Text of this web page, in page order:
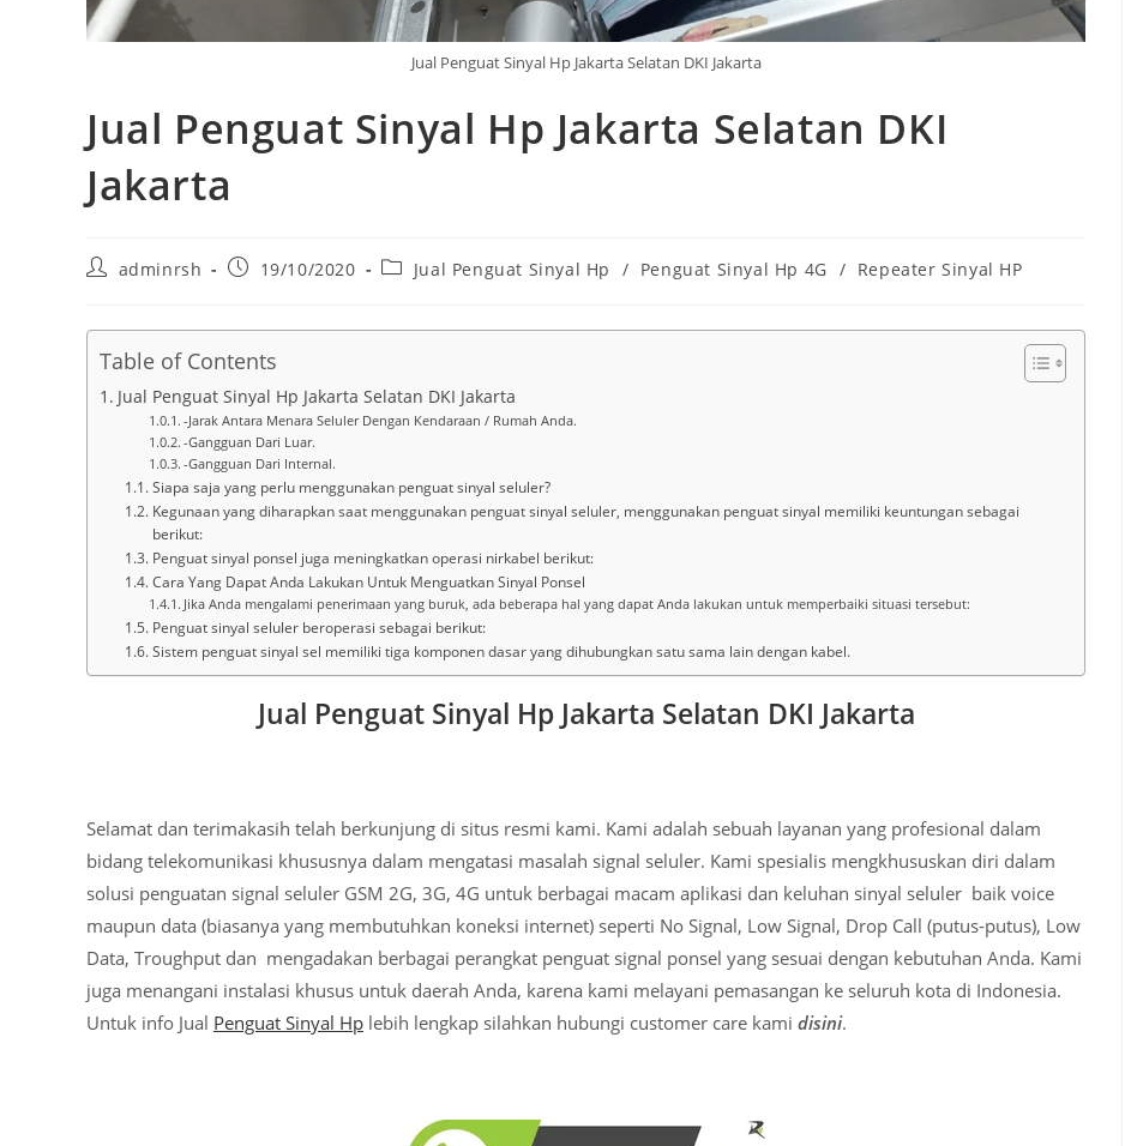
Jual Penguat Sinyal Hp Jakarta Selatan DKI Jakarta
Jual Penguat Sinyal Hp Jakarta Selatan DKI
Jakarta
Postadminrsh
Post19/10/2020
PostJual Penguat Sinyal Hp / Penguat Sinyal Hp 4G / Repeater Sinyal HP
Table of Contents
Jual Penguat Sinyal Hp Jakarta Selatan DKI Jakarta
-Jarak Antara Menara Seluler Dengan Kendaraan / Rumah Anda.
-Gangguan Dari Luar.
-Gangguan Dari Internal.
Siapa saja yang perlu menggunakan penguat sinyal seluler?
Kegunaan yang diharapkan saat menggunakan penguat sinyal seluler, menggunakan penguat sinyal memiliki keuntungan sebagai
berikut:
Penguat sinyal ponsel juga meningkatkan operasi nirkabel berikut:
Cara Yang Dapat Anda Lakukan Untuk Menguatkan Sinyal Ponsel
Jika Anda mengalami penerimaan yang buruk, ada beberapa hal yang dapat Anda lakukan untuk memperbaiki situasi tersebut:
Penguat sinyal seluler beroperasi sebagai berikut:
Sistem penguat sinyal sel memiliki tiga komponen dasar yang dihubungkan satu sama lain dengan kabel.
Jual Penguat Sinyal Hp Jakarta Selatan DKI Jakarta
Selamat dan terimakasih telah berkunjung di situs resmi kami. Kami adalah sebuah layanan yang profesional dalam
bidang telekomunikasi khususnya dalam mengatasi masalah signal seluler. Kami spesialis mengkhususkan diri dalam
solusi penguatan signal seluler GSM 2G, 3G, 4G untuk berbagai macam aplikasi dan keluhan sinyal seluler baik voice
maupun data (biasanya yang membutuhkan koneksi internet) seperti No Signal, Low Signal, Drop Call (putus-putus), Low
Data, Troughput dan mengadakan berbagai perangkat penguat signal ponsel yang sesuai dengan kebutuhan Anda. Kami
juga menangani instalasi khusus untuk daerah Anda, karena kami melayani pemasangan ke seluruh kota di Indonesia.
Untuk info Jual Penguat Sinyal Hp lebih lengkap silahkan hubungi customer care kami disini.